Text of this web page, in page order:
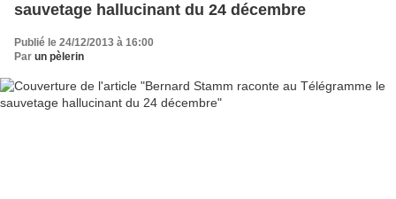
sauvetage hallucinant du 24 décembre
Publié le 24/12/2013 à 16:00
Par un pèlerin